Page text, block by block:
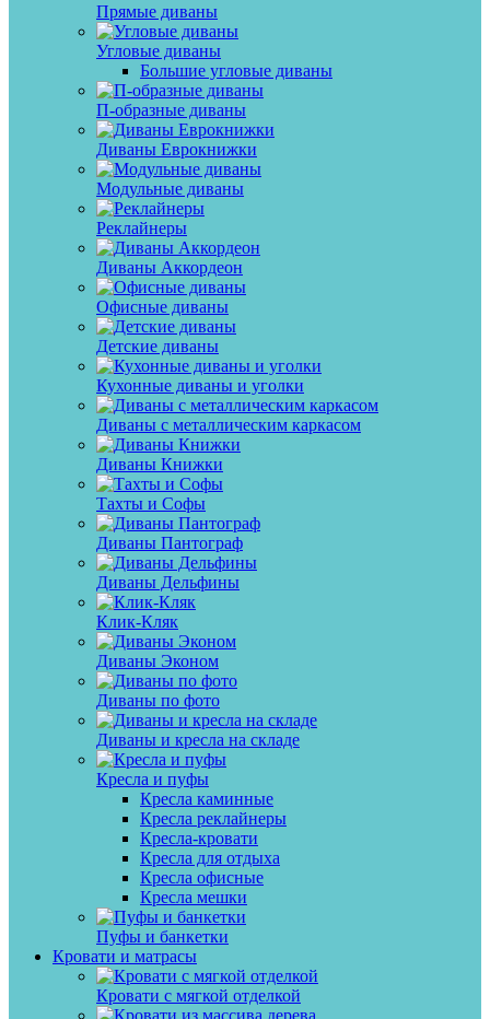
Прямые диваны
Угловые диваны
Большие угловые диваны
П-образные диваны
Диваны Еврокнижки
Модульные диваны
Реклайнеры
Диваны Аккордеон
Офисные диваны
Детские диваны
Кухонные диваны и уголки
Диваны с металлическим каркасом
Диваны Книжки
Тахты и Софы
Диваны Пантограф
Диваны Дельфины
Клик-Кляк
Диваны Эконом
Диваны по фото
Диваны и кресла на складе
Кресла и пуфы
Кресла каминные
Кресла реклайнеры
Кресла-кровати
Кресла для отдыха
Кресла офисные
Кресла мешки
Пуфы и банкетки
Кровати и матрасы
Кровати с мягкой отделкой